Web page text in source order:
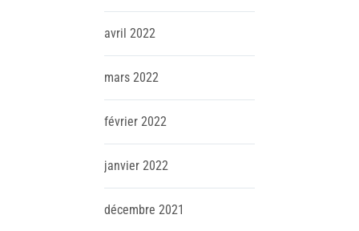
avril 2022
mars 2022
février 2022
janvier 2022
décembre 2021